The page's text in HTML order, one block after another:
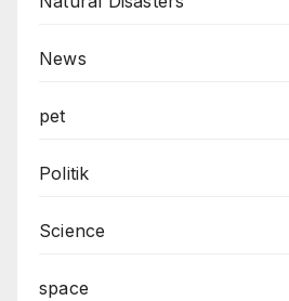
News
pet
Politik
Science
space